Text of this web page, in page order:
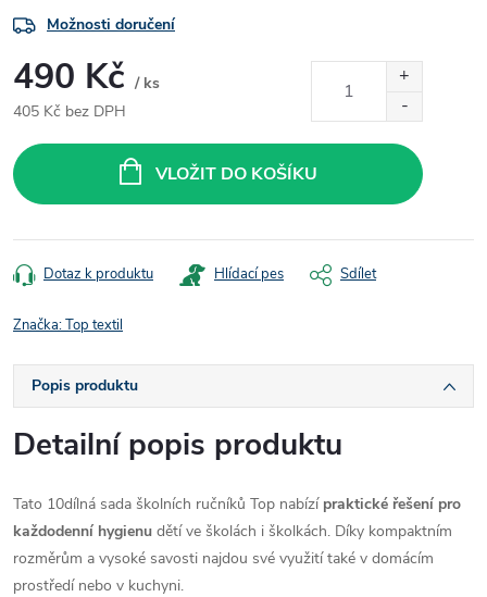
Možnosti doručení
490 Kč / ks
405 Kč bez DPH
cena:
VLOŽIT DO KOŠÍKU
Dotaz k produktu Hlídací pes Sdílet
Značka:Top textil
Popis produktu
Detailní popis produktu
Tato 10dílná sada školních ručníků Top nabízí praktické řešení pro
každodenní hygienu dětí ve školách i školkách. Díky kompaktním
rozměrům a vysoké savosti najdou své využití také v domácím
prostředí nebo v kuchyni.